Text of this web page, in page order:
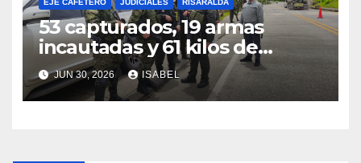
EJE CAFETERO JUDICIALES RISARALDA
53 capturados, 19 armas
incautadas y 61 kilos de
explosivos decomisados: el
balance del Batallón San
Mateo en Risaralda
JUN 30, 2026 ISABEL